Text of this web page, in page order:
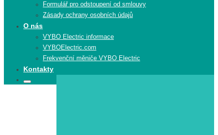
Formulář pro odstoupení od smlouvy
Zásady ochrany osobních údajů
O nás
VYBO Electric informace
VYBOElectric.com
Frekvenční měniče VYBO Electric
Kontakty
Search
Search